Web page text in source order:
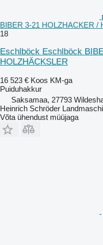
BIBER 3-21 HOLZHACKER /
18
Eschlböck Eschlböck
HOLZHÄCKSLER
16 523 € Koos KM-ga
Puiduhakkur
Saksamaa, 27793
Heinrich Schröder
Võta ühendust müüjaga